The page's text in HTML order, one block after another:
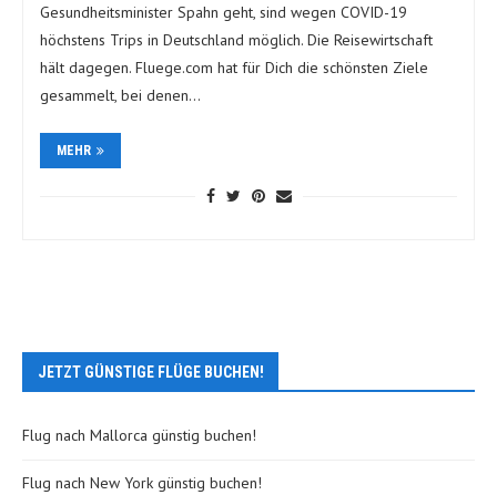
Gesundheitsminister Spahn geht, sind wegen COVID-19
höchstens Trips in Deutschland möglich. Die Reisewirtschaft
hält dagegen. Fluege.com hat für Dich die schönsten Ziele
gesammelt, bei denen…
MEHR
JETZT GÜNSTIGE FLÜGE BUCHEN!
Flug nach Mallorca günstig buchen!
Flug nach New York günstig buchen!